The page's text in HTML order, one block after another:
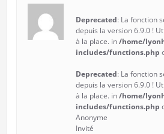
Deprecated: La fonction
depuis la version 6.9.0 !
à la place. in/home/
includes/functions.php
Deprecated: La fonction
depuis la version 6.9.0 !
à la place. in/home/
includes/functions.php
Anonyme
Invité